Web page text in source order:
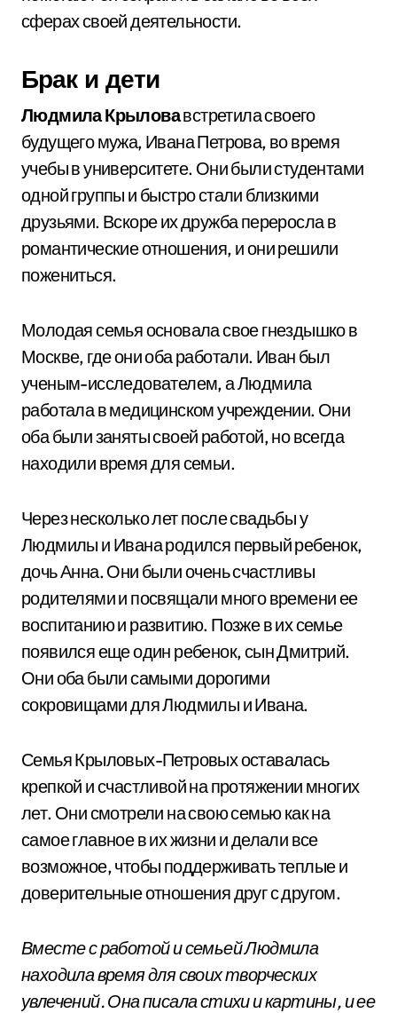
сферах своей деятельности.
Брак и дети
Людмила Крыловавстретила своего
будущего мужа, Ивана Петрова, во время
учебы в университете. Они были студентами
одной группы и быстро стали близкими
друзьями. Вскоре их дружба переросла в
романтические отношения, и они решили
пожениться.
Молодая семья основала свое гнездышко в
Москве, где они оба работали. Иван был
ученым-исследователем, а Людмила
работала в медицинском учреждении. Они
оба были заняты своей работой, но всегда
находили время для семьи.
Через несколько лет после свадьбы у
Людмилы и Ивана родился первый ребенок,
дочь Анна. Они были очень счастливы
родителями и посвящали много времени ее
воспитанию и развитию. Позже в их семье
появился еще один ребенок, сын Дмитрий.
Они оба были самыми дорогими
сокровищами для Людмилы и Ивана.
Семья Крыловых-Петровых оставалась
крепкой и счастливой на протяжении многих
лет. Они смотрели на свою семью как на
самое главное в их жизни и делали все
возможное, чтобы поддерживать теплые и
доверительные отношения друг с другом.
Вместе с работой и семьей Людмила
находила время для своих творческих
увлечений. Она писала стихи и картины, и ее